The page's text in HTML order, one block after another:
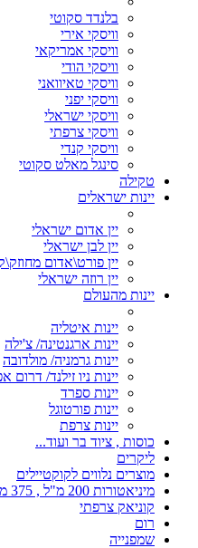
בלנדד סקוטי
וויסקי אירי
וויסקי אמריקאי
וויסקי הודי
וויסקי טאיוואני
וויסקי יפני
וויסקי ישראלי
וויסקי צרפתי
וויסקי קנדי
סינגל מאלט סקוטי
טקילה
יינות ישראלים
יין אדום ישראלי
יין לבן ישראלי
יין פורט\אדום
יין רוזה ישראלי
יינות מהעולם
יינות איטליה
יינות ארגנטינה/ צ'ילה
יינות גרמניה/ מולדובה
יינות ניו זילנד/ דרום
יינות ספרד
יינות פורטוגל
יינות צרפת
כוסות , ציוד בר ועוד...
ליקרים
מוצרים נלווים לקוקטיילים
מיניאטורות 200 מ"ל , 375 מ"ל , 500 מ"ל
קוניאק צרפתי
רום
שמפנייה